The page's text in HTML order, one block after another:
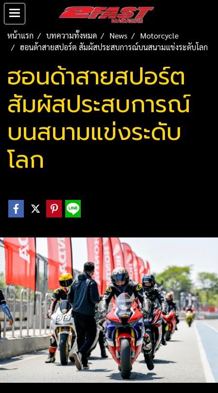
หน้าแรก บทความทั้งหมด News
Motorcycle
ฮอนด้าสายสปอร์ต สัมผัสประสบการณ์บนสนามแข่งระดับโลก
ฮอนด้าสายสปอร์ต
สัมผัสประสบการณ์
บนสนามแข่งระดับ
โลก